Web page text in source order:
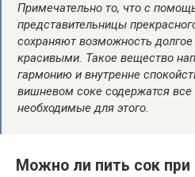
Примечательно то, что с
представительницы
сохраняютвозможность долгое
красивыми. Такое вещество
гармонию и внутренне
вишневом соке содержатся все
необходимые для этого.
Можно ли пить сок при